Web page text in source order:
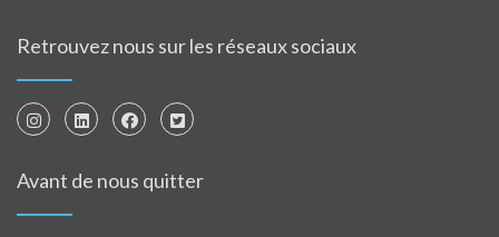
Retrouvez nous sur les réseaux sociaux
Avant de nous quitter